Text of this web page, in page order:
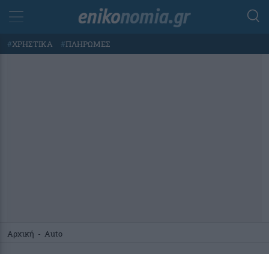
#ΧΡΗΣΤΙΚΑ #ΠΛΗΡΩΜΕΣ
Αρχική - Auto